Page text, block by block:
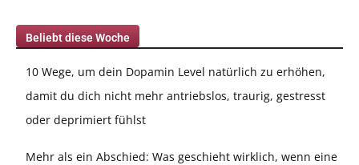
Beliebt diese Woche
10 Wege, um dein Dopamin Level natürlich zu erhöhen,
damit du dich nicht mehr antriebslos, traurig, gestresst
oder deprimiert fühlst
Mehr als ein Abschied: Was geschieht wirklich, wenn eine